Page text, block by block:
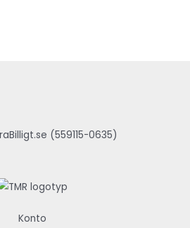
(559115-0635)
Konto